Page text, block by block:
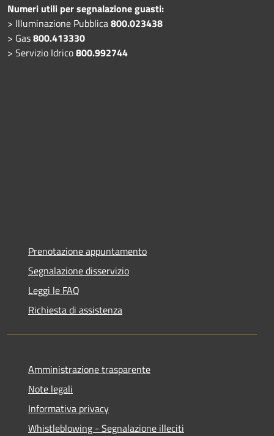
Numeri utili per segnalazione guasti:
> Illuminazione Pubblica800.023438
> Gas800.413330
> Servizio Idrico800.992744
Prenotazione appuntamento
Segnalazione disservizio
Leggi le FAQ
Richiesta di assistenza
Amministrazione trasparente
Note legali
Informativa privacy
Whistleblowing - Segnalazione illeciti